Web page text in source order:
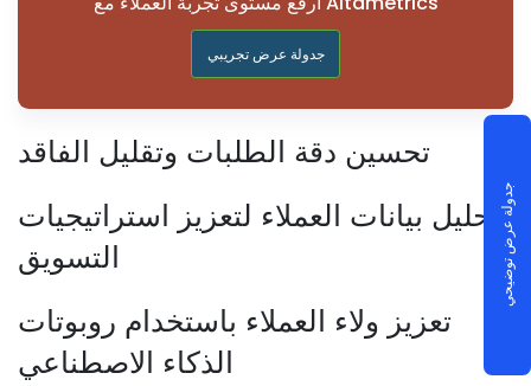
جدولة عرض تجريبي
تحسين دقة الطلبات وتقليل الفاقد
تحليل بيانات العملاء لتعزيز استراتيجيات
التسويق
تعزيز ولاء العملاء باستخدام روبوتات
الذكاء الاصطناعي
جدولة عرض توضيحي